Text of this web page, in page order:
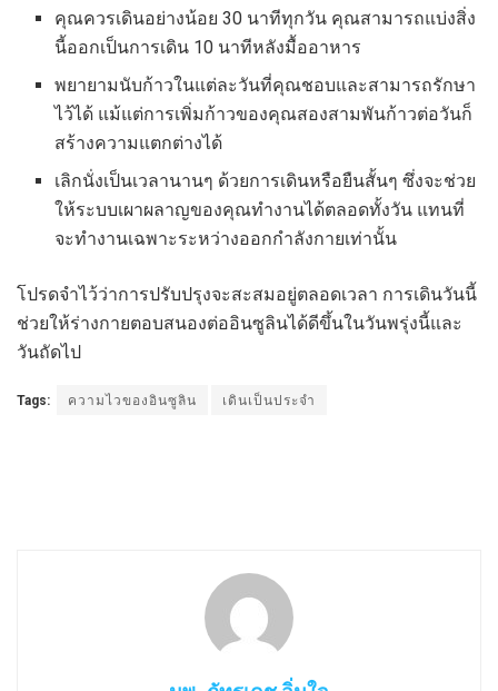
คุณควรเดินอย่างน้อย 30 นาทีทุกวัน คุณสามารถแบ่งสิ่ง
นี้ออกเป็นการเดิน 10 นาทีหลังมื้ออาหาร
พยายามนับก้าวในแต่ละวันที่คุณชอบและสามารถรักษา
ไว้ได้ แม้แต่การเพิ่มก้าวของคุณสองสามพันก้าวต่อวันก็
สร้างความแตกต่างได้
เลิกนั่งเป็นเวลานานๆ ด้วยการเดินหรือยืนสั้นๆ ซึ่งจะช่วย
ให้ระบบเผาผลาญของคุณทำงานได้ตลอดทั้งวัน แทนที่
จะทำงานเฉพาะระหว่างออกกำลังกายเท่านั้น
โปรดจำไว้ว่าการปรับปรุงจะสะสมอยู่ตลอดเวลา การเดินวันนี้
ช่วยให้ร่างกายตอบสนองต่ออินซูลินได้ดีขึ้นในวันพรุ่งนี้และ
วันถัดไป
Tags: ความไวของอินซูลิน เดินเป็นประจำ